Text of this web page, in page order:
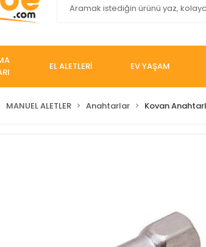
EL ALETLERİ EV YAŞAM
MANUEL ALETLER Anahtarlar Kovan